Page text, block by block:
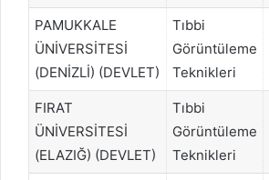
PAMUKKALE
ÜNİVERSİTESİ
(DENİZLİ) (DEVLET)
Tıbbi
Görüntüleme
Teknikleri
FIRAT
ÜNİVERSİTESİ
(ELAZIĞ) (DEVLET)
Tıbbi
Görüntüleme
Teknikleri